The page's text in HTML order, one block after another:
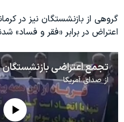
گروهی از بازنشستگان نیز در
اعتراض در برابر «فقر و فساد»
ازصدای آمریکا
currently available